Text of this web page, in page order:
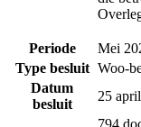
Periode
Mei
Type besluit Woo-
Datum
besluit
25